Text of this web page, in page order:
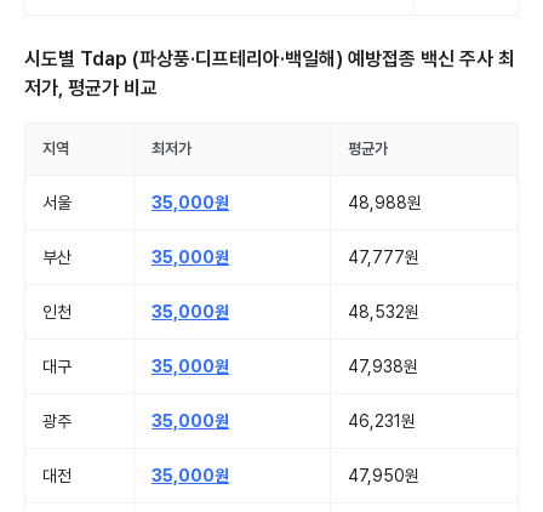
시도별 Tdap (파상풍·디프테리아·백일해) 예방접종 백신 주사 최
저가, 평균가 비교
지역 최저가 평균가
서울 35,000원 48,988원
부산 35,000원 47,777원
인천 35,000원 48,532원
대구 35,000원 47,938원
광주 35,000원 46,231원
대전 35,000원 47,950원